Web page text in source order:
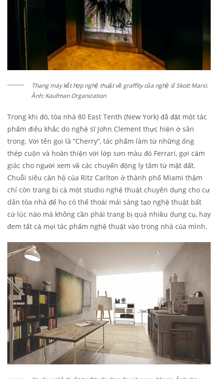
Thang máy kết hợp nghệ thuật vẽ graffity của nghệ sĩ Skott Marsi.
Ảnh: Kaufman Organization
Trong khi đó, tòa nhà 80 East Tenth (New York) đã đặt một tác
phẩm điêu khắc do nghệ sĩ John Clement thực hiện ở sân
trong. Với tên gọi là “Cherry”, tác phẩm làm từ những ống
thép cuộn và hoàn thiện với lớp sơn màu đỏ Ferrari, gợi cảm
giác cho người xem về các chuyển động ly tâm từ mặt đất.
Chuỗi siêu căn hộ của Ritz Carlton ở thành phố Miami thậm
chí còn trang bị cả một studio nghệ thuật chuyên dụng cho cư
dân tòa nhà để họ có thể thoải mái sáng tạo nghệ thuật bất
cứ lúc nào mà không cần phải trang bị quá nhiều dụng cụ, hay
đem tất cả mọi tác phẩm nghệ thuật vào trong nhà của mình.